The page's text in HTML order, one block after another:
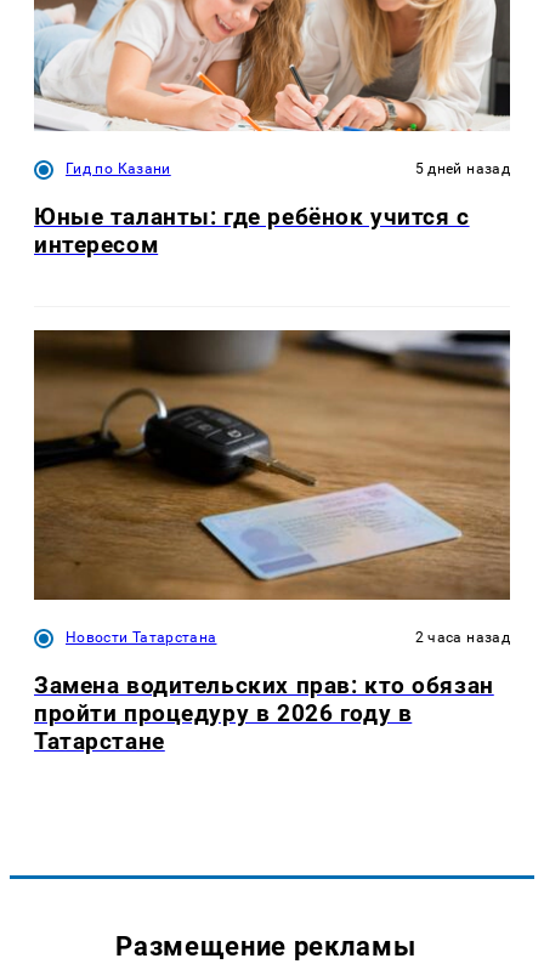
Гид по Казани 5 дней назад
Юные таланты: где ребёнок учится с
интересом
Новости Татарстана 2 часа назад
Замена водительских прав: кто обязан
пройти процедуру в 2026 году в
Татарстане
Размещение рекламы